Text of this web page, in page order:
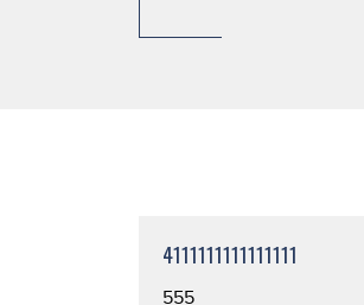
4111111111111111
555